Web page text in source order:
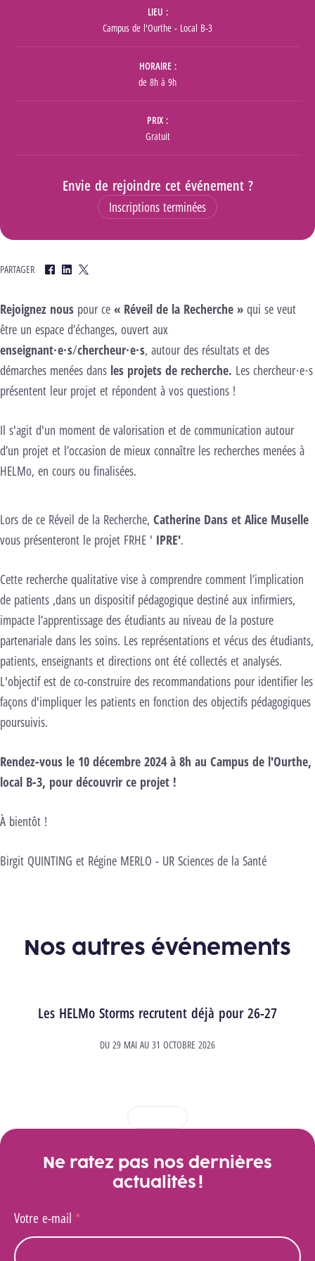
LIEU
Campus de l'Ourthe - Local B-3
HORAIRE
de 8h à 9h
PRIX
Gratuit
Envie de rejoindre cet événement ?
Inscriptions terminées
PARTAGER
Facebook
LinkedInTwitter
Rejoignez nous pour ce « Réveil de la Recherche » qui se veut
être un espace d’échanges, ouvert aux
enseignant·e·s/chercheur·e·s, autour des résultats et des
démarches menées dans les projets de recherche. Les chercheur·e·s
présentent leur projet et répondent à vos questions !
Il s'agit d'un moment de valorisation et de communication autour
d’un projet et l’occasion de mieux connaître les recherches menées à
HELMo, en cours ou finalisées.
Lors de ce Réveil de la Recherche, Catherine Dans et Alice Muselle
vous présenteront le projet FRHE ' IPRE'.
Cette recherche qualitative vise à comprendre comment l’implication
de patients ,dans un dispositif pédagogique destiné aux infirmiers,
impacte l’apprentissage des étudiants au niveau de la posture
partenariale dans les soins. Les représentations et vécus des étudiants,
patients, enseignants et directions ont été collectés et analysés.
L'objectif est de co-construire des recommandations pour identifier les
façons d'impliquer les patients en fonction des objectifs pédagogiques
poursuivis.
Rendez-vous le 10 décembre 2024 à 8h au Campus de l'Ourthe,
local B-3, pour découvrir ce projet !
À bientôt !
Birgit QUINTING et Régine MERLO - UR Sciences de la Santé
Nos autres événements
Les HELMo Storms recrutent déjà pour 26-27
DU 29 MAI AU 31 OCTOBRE 2026
1 2 3 4
Ne ratez pas nos dernières
actualités !
Votre e-mail *